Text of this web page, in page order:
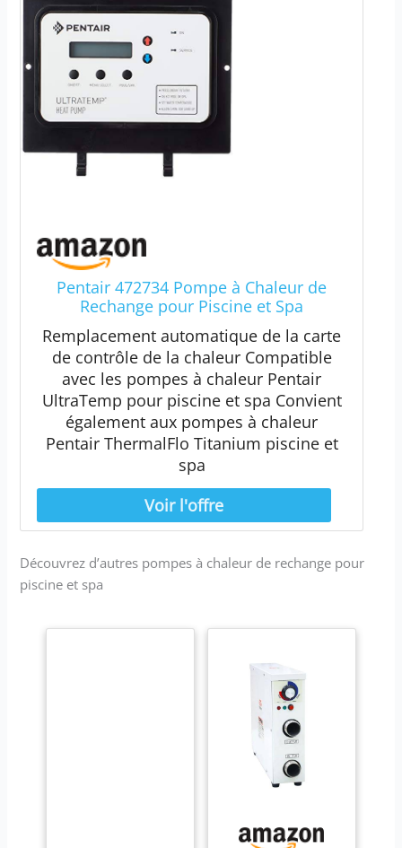
Pentair 472734 Pompe à Chaleur de
Rechange pour Piscine et Spa
Remplacement automatique de la carte
de contrôle de la chaleur Compatible
avec les pompes à chaleur Pentair
UltraTemp pour piscine et spa Convient
également aux pompes à chaleur
Pentair ThermalFlo Titanium piscine et
spa
Découvrez d’autres pompes à chaleur de rechange pour
piscine et spa